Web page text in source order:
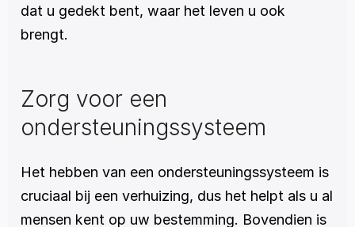
dat u gedekt bent, waar het leven u ook
brengt.
Zorg voor een
ondersteuningssysteem
Het hebben van een ondersteuningssysteem is
cruciaal bij een verhuizing, dus het helpt als u al
mensen kent op uw bestemming. Bovendien is